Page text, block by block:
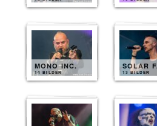
MONO INC.
14 BILDER
SOLAR
13 BILDER